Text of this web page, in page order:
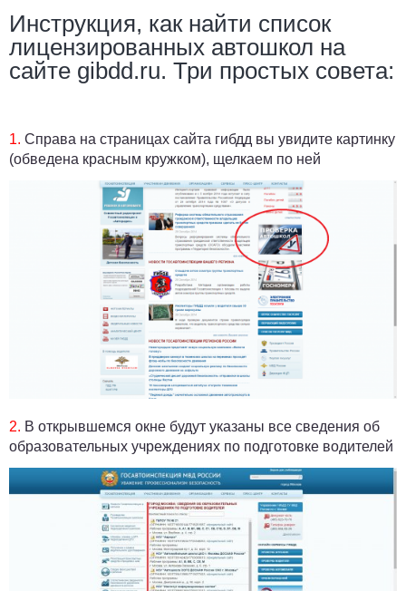
Инструкция, как найти список
лицензированных автошкол на
сайте gibdd.ru. Три простых совета:
1. Справа на страницах сайта гибдд вы увидите картинку
(обведена красным кружком), щелкаем по ней
2. В открывшемся окне будут указаны все сведения об
образовательных учреждениях по подготовке водителей